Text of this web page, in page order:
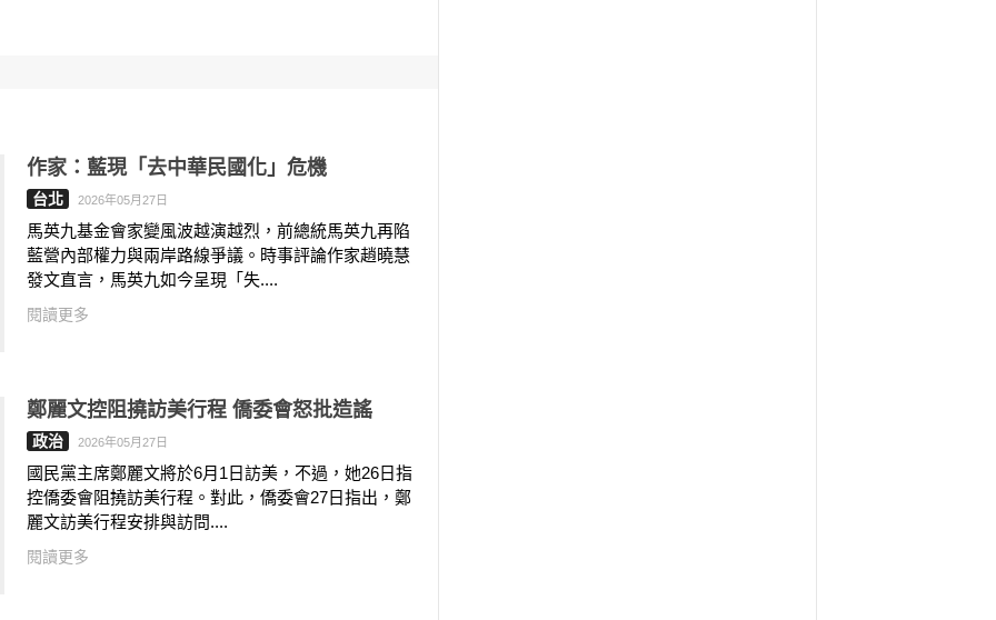
作家：藍現「去中華民國化」危機
台北 2026年05月27日
馬英九基金會家變風波越演越烈，前總統馬英九再陷
藍營內部權力與兩岸路線爭議。時事評論作家趙曉慧
發文直言，馬英九如今呈現「失....
閱讀更多
鄭麗文控阻撓訪美行程 僑委會怒批造謠
政治 2026年05月27日
國民黨主席鄭麗文將於6月1日訪美，不過，她26日指
控僑委會阻撓訪美行程。對此，僑委會27日指出，鄭
麗文訪美行程安排與訪問....
閱讀更多